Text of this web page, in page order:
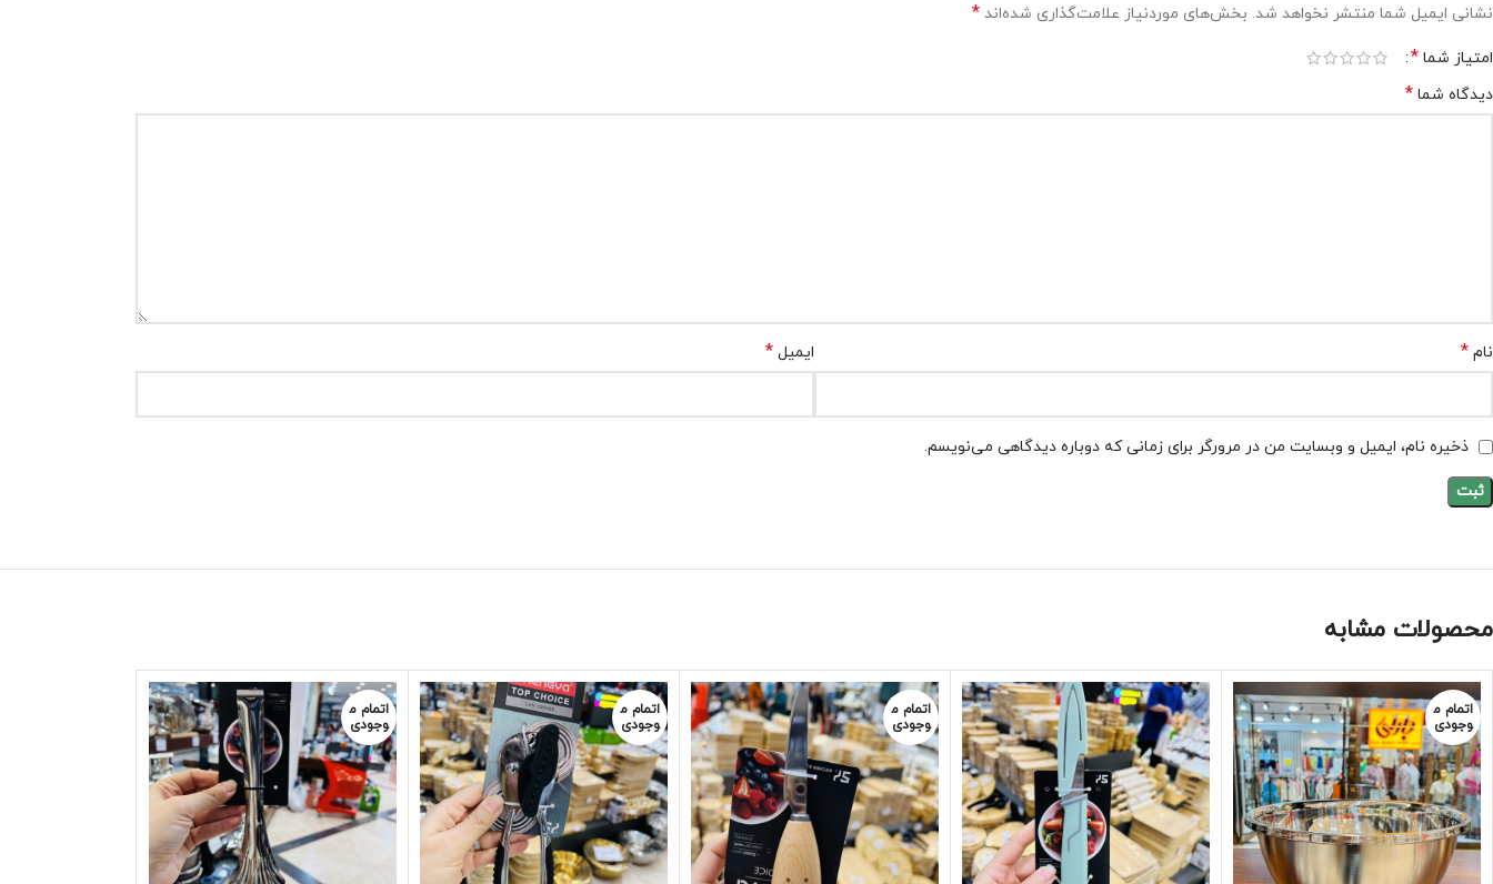
نشانی ایمیل شما منتشر نخواهد شد. بخش‌های موردنیاز علامت‌گذاری شده‌اند *
امتیاز شما *
دیدگاه شما *
نام * ایمیل *
ذخیره نام، ایمیل و وبسایت من در مرورگر برای زمانی که دوباره دیدگاهی می‌نویسم.
محصولات مشابه
اتمام م
وجودی
اتمام م
وجودی
اتمام م
وجودی
اتمام م
وجودی